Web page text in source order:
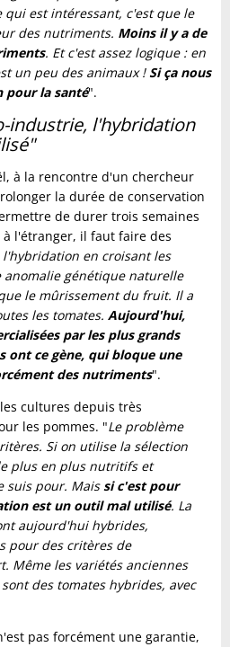
est intéressant, c'est que le
des nutriments. Moins il y a de
. Et c'est assez logique : en
un peu des animaux !Si ça nous
pour la santé".
industrie, l'hybridation
à la rencontre d'un chercheur
la durée de conservation
de durer trois semaines
l'étranger, il faut faire des
en croisant les
génétique naturelle
le mûrissement du fruit. Il a
les tomates. Aujourd'hui,
par les plus grands
ont ce gène, qui bloque une
des nutriments".
cultures depuis très
les pommes. "Le problème
Si on utilise la sélection
plus en plus nutritifs et
suis pour. Maissi c'est pour
est un outil mal utilisé. La
aujourd'hui hybrides,
pour des critères de
Même les variétés anciennes
des tomates hybrides, avec
pas forcément une garantie,